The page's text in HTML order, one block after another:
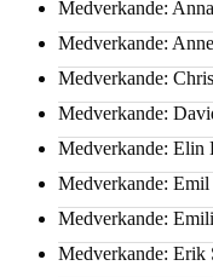
Medverkande:
Medverkande:
Medverkande:
Medverkande:
Medverkande: Elin
Medverkande:
Medverkande:
Medverkande: Erik